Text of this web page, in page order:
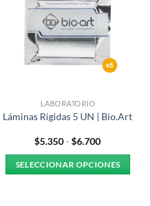
LABORATORIO
Láminas Rigidas 5 UN | Bio.Art
$5.350 - $6.700Rango
precios:
desde
SELECCIONAR OPCIONES